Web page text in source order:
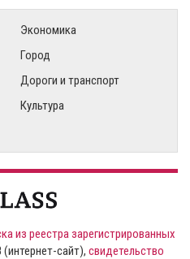
Экономика
Город
Дороги и транспорт
Культура
из реестра зарегистрированных
сайт), свидетельство